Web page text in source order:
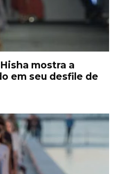
mostra a
em seu desfile de